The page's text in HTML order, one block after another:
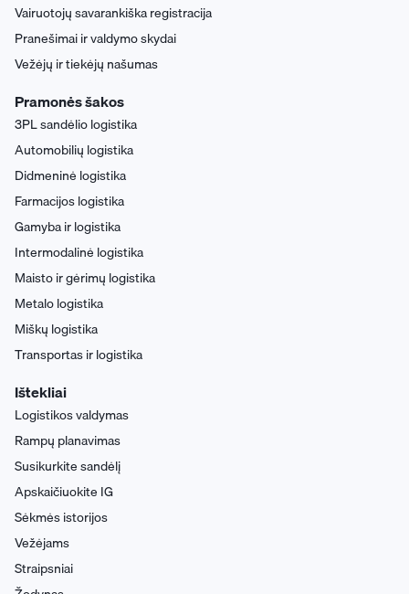
Vairuotojų savarankiška registracija
Pranešimai ir valdymo skydai
Vežėjų ir tiekėjų našumas
Pramonės šakos
3PL sandėlio logistika
Automobilių logistika
Didmeninė logistika
Farmacijos logistika
Gamyba ir logistika
Intermodalinė logistika
Maisto ir gėrimų logistika
Metalo logistika
Miškų logistika
Transportas ir logistika
Ištekliai
Logistikos valdymas
Rampų planavimas
Susikurkite sandėlį
Apskaičiuokite IG
Sėkmės istorijos
Vežėjams
Straipsniai